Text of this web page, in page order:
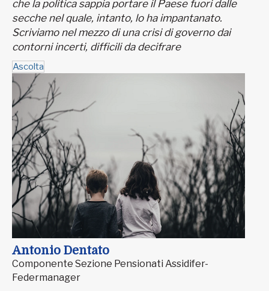
che la politica sappia portare il Paese fuori dalle
secche nel quale, intanto, lo ha impantanato.
Scriviamo nel mezzo di una crisi di governo dai
contorni incerti, difficili da decifrare
Ascolta
Antonio Dentato
Componente Sezione Pensionati Assidifer-
Federmanager